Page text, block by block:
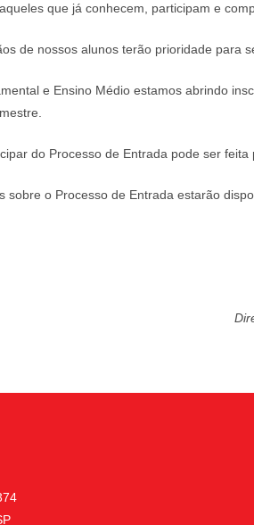
que já conhecem, participam e
de nossos alunos terão prioridade para
e Ensino Médio estamos abrindo
do Processo de Entrada pode ser feita
sobre o Processo de Entrada estarão